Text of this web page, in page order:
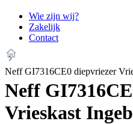
Wie zijn wij?
Zakelijk
Contact
Neff GI7316CE0 diepvriezer
Neff
Vrieskast